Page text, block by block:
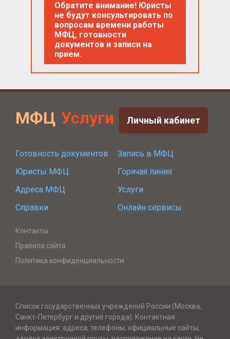
Обратите внимание! Юристы
не будут консультировать по
вопросам времени работы
МФЦ, готовности
документов и записи на
прием.
МФЦ Услуги Личный кабинет
Готовность документов
Запись в МФЦ
Юристы МФЦ
Горячая линия
Адреса МФЦ
Услуги
Справки
Онлайн сервисы
Контакты
Правила сайта
Политика конфиденциальности
Список государственных учреждений России (Москва,
Санкт-Петербург и другие города). Контактная
информация: адреса, телефоны, официальные сайты,